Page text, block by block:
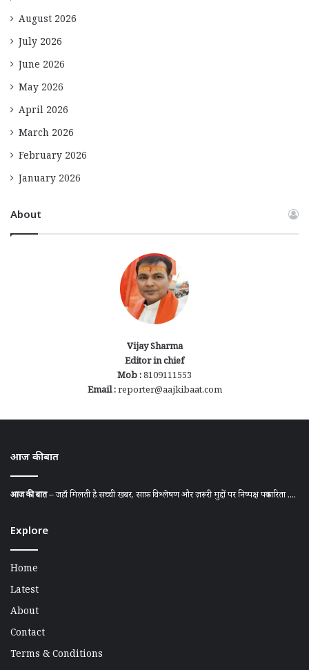
August 2026
July 2026
June 2026
May 2026
April 2026
March 2026
February 2026
January 2026
About
Vijay Sharma
Editor in chief
Mob :8109111553
Email :reporter@aajkibaat.com
आज की बात
आज की बात– जहाँ मिलती है सच्ची खबर, साफ़ विश्लेषण और ज़रूरी मुद्दों पर निष्पक्ष पत्रकारिता ....
Explore
Home
Latest
About
Contact
Terms & Conditions